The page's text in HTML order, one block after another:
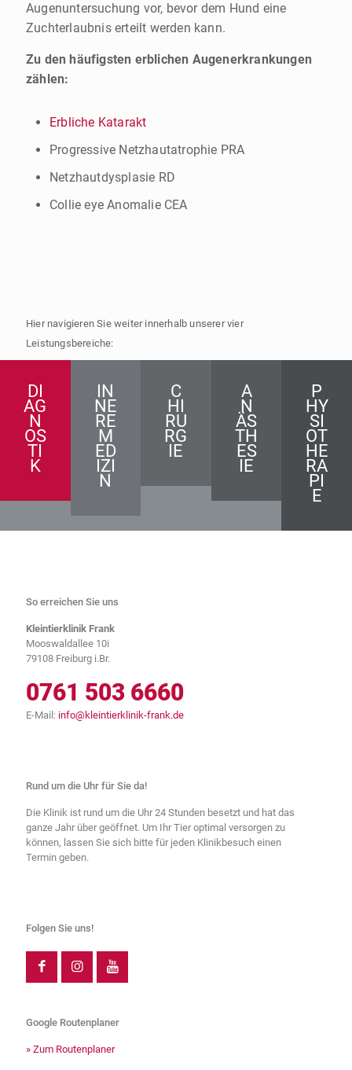
Augenuntersuchung vor, bevor dem Hund eine
Zuchterlaubnis erteilt werden kann.
Zu den häufigsten erblichen Augenerkrankungen
zählen:
Erbliche Katarakt
Progressive Netzhautatrophie PRA
Netzhautdysplasie RD
Collie eye Anomalie CEA
Hier navigieren Sie weiter innerhalb unserer vier
Leistungsbereiche:
DI
AG
N
OS
TI
K
IN
NE
RE
M
ED
IZI
N
C
HI
RU
RG
IE
A
N
ÄS
TH
ES
IE
P
HY
SI
OT
HE
RA
PI
E
So erreichen Sie uns
Kleintierklinik Frank
Mooswaldallee 10i
79108 Freiburg i.Br.
0761 503 6660
E-Mail: info@kleintierklinik-frank.de
Rund um die Uhr für Sie da!
Die Klinik ist rund um die Uhr 24 Stunden besetzt und hat das
ganze Jahr über geöffnet. Um Ihr Tier optimal versorgen zu
können, lassen Sie sich bitte für jeden Klinikbesuch einen
Termin geben.
Folgen Sie uns!
Google Routenplaner
» Zum Routenplaner